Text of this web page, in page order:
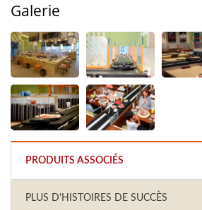
Galerie
PRODUITS ASSOCIÉS
PLUS D'HISTOIRES DE SUCCÈS